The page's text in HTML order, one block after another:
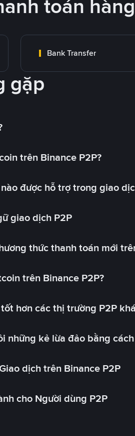
toán
Bank Transfer
gặp
trên Binance P2P?
được hỗ trợ trong giao
giao dịch P2P
thức thanh toán mới
trên Binance P2P?
hơn các thị trường P2P
những kẻ lừa đảo bằng
dịch trên Binance P2P
cho Người dùng P2P